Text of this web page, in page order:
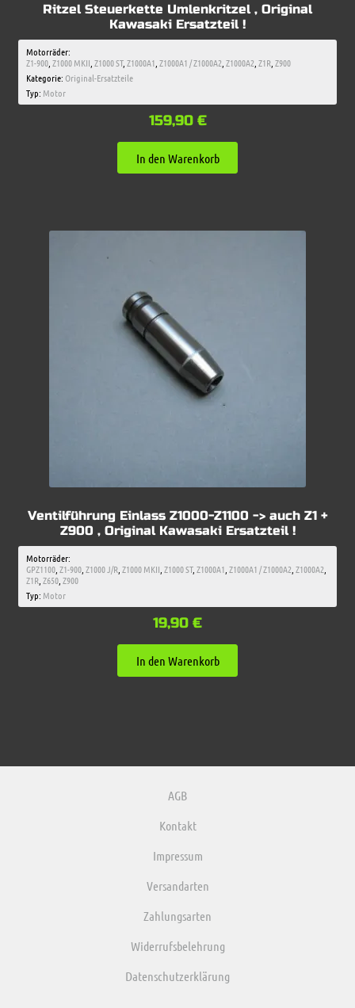
Ritzel Steuerkette Umlenkritzel , Original
Kawasaki Ersatzteil !
Motorräder:
Z1-900, Z1000 MKII Z1000 ST, Z1000A1 Z1000A1 / Z1000A2 Z1000A2 Z1R, Z900
Kategorie:Original-Ersatzteile
Typ: Motor
159,90 €
In den Warenkorb
Ventilführung Einlass Z1000-Z1100 -> auch Z1 +
Z900 , Original Kawasaki Ersatzteil !
Motorräder:
GPZ1100, Z1-900, Z1000 J/R, Z1000 MKII Z1000 ST, Z1000A1 Z1000A1 / Z1000A2 Z1000A2
Z1R, Z650, Z900
Typ: Motor
19,90 €
In den Warenkorb
AGB
Kontakt
Impressum
Versandarten
Zahlungsarten
Widerrufsbelehrung
Datenschutzerklärung